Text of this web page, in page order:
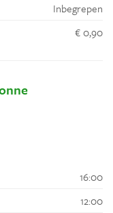
Inbegrepen
€ 0,90
16:00
12:00